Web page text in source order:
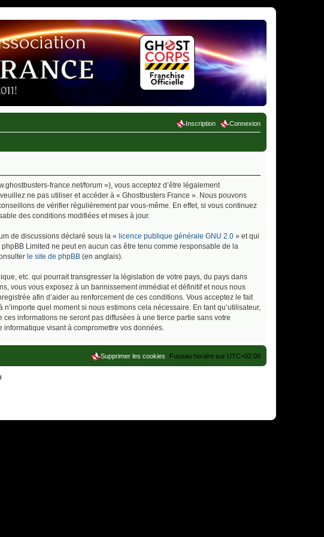
Connexion
Inscription
france.net/forum »), vous acceptez d’être légalement
ne pas utiliser et accéder à « Ghostbusters France ». Nous pouvons
de vérifier régulièrement par vous-même. En effet, si vous continuez
des conditions modifiées et mises à jour.
de discussions déclaré sous la « licence publique générale GNU 2.0 » et qui
Limited ne peut en aucun cas être tenu comme responsable de la
le site de phpBB (en anglais).
etc. qui pourrait transgresser la législation de votre pays, du pays dans
vous vous exposez à un bannissement immédiat et définitif et nous nous
afin d’aider au renforcement de ces conditions. Vous acceptez le fait
quel moment si nous estimons cela nécessaire. En tant qu’utilisateur,
informations ne seront pas diffusées à une tierce partie sans votre
visant à compromettre vos données.
Fuseau horaire sur UTC+02:00
Supprimer les cookies